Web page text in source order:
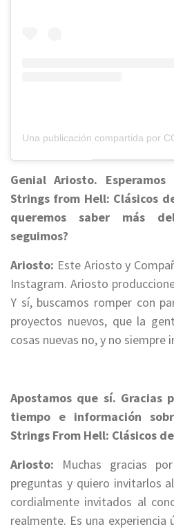
Genial Ariosto.
Strings from Hell: Clásicos
queremos saber más
seguimos?
Ariosto: Este Ariosto y
Instagram. Ariosto
Y sí, buscamos romper con
proyectos nuevos, que la
cosas nuevas no, y no siempre
Apostamos que sí. Gracias
tiempo e información
Strings From Hell: Clásicos
Ariosto: Muchas gracias
preguntas y quiero invitarlos
cordialmente invitados al
realmente. Es una experiencia